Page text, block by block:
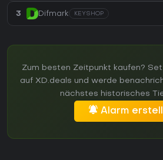
3 Difmark KEYSHOP
Zum besten Zeitpunkt kaufen?
auf XD.deals und werde
nächstes historisches
Alarm